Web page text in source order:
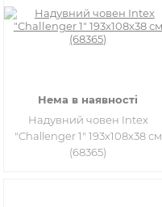
Нема в наявності
Надувний човен Intex
"Challenger 1" 193х108х38 см
(68365)